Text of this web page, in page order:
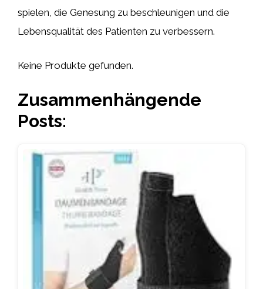
spielen, die Genesung zu beschleunigen und die
Lebensqualität des Patienten zu verbessern.
Keine Produkte gefunden.
Zusammenhängende
Posts: